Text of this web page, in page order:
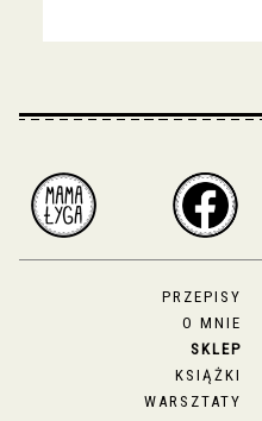
PRZEPISY
O MNIE
SKLEP
KSIĄŻKI
WARSZTATY